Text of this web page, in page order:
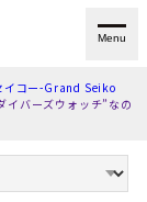
Menu
イコー-Grand Seiko
イバーズウォッチ”なの